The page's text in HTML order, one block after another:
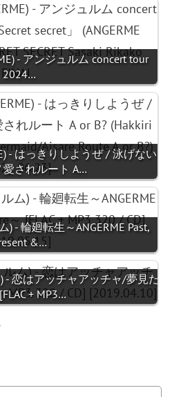
- アンジュルム concert tour
2024…
- はっきりしようぜ / 泳げない
愛されルート A…
) - 輪廻転生～ANGERME Past,
&…
- 恋はアッチャアッチャ/夢見た
+ MP3…